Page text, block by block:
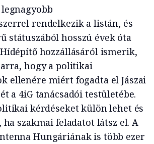
rendelkezik a listán, és
státuszából hosszú évek óta
hozzállásáról ismerik,
arra, hogy a politikai
ellenére miért fogadta el Jászai
a 4iG tanácsadói testületébe.
kérdéseket külön lehet és
szakmai feladatot látsz el. A
Hungáriának is több ezer